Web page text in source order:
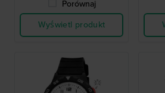
Porównaj
Wyświetl produkt